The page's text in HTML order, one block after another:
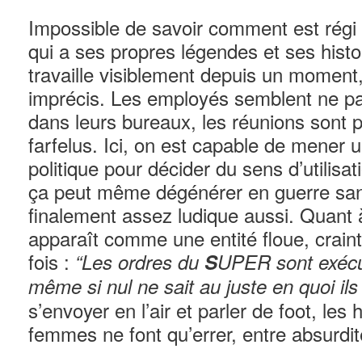
Impossible de savoir comment est
qui a ses propres légendes et ses
travaille visiblement depuis un
imprécis. Les employés semblent ne
dans leurs bureaux, les réunions sont
farfelus. Ici, on est capable de mener
politique pour décider du sens
ça peut même dégénérer en guerre
finalement assez ludique aussi. Quant
apparaît comme une entité floue,
fois : “Les ordres du SUPER sont
même si nul ne sait au juste en quoi
s’envoyer en l’air et parler de foot, les
femmes ne font qu’errer, entre